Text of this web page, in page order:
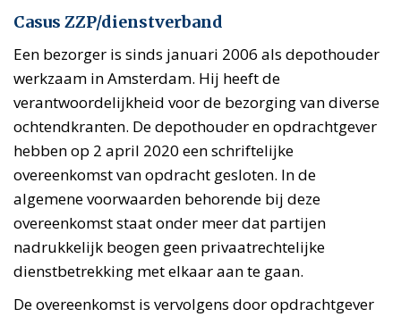
Casus ZZP/dienstverband
Een bezorger is sinds januari 2006 als depothouder
werkzaam in Amsterdam. Hij heeft de
verantwoordelijkheid voor de bezorging van diverse
ochtendkranten. De depothouder en opdrachtgever
hebben op 2 april 2020 een schriftelijke
overeenkomst van opdracht gesloten. In de
algemene voorwaarden behorende bij deze
overeenkomst staat onder meer dat partijen
nadrukkelijk beogen geen privaatrechtelijke
dienstbetrekking met elkaar aan te gaan.
De overeenkomst is vervolgens door opdrachtgever